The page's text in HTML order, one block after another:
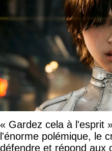
« Gardez cela à l'esprit
l'énorme polémique, le
défendre et répond aux